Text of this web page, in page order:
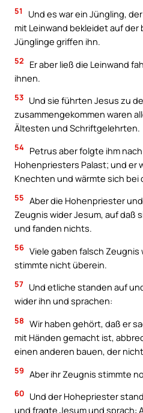
51
Und es war ein Jüngling,
mit Leinwand bekleidet auf der
Jünglinge griffen ihn.
52
Er aber ließ die Leinwand
ihnen.
53 Und sie führten Jesus zu
zusammengekommen waren
Ältesten und Schriftgelehrten.
54 Petrus aber folgte ihm
Hohenpriesters Palast; und er
Knechten und wärmte sich bei
55 Aber die Hohenpriester
Zeugnis wider Jesum, auf daß
und fanden nichts.
56 Viele gaben falsch Zeugnis
stimmte nicht überein.
57 Und etliche standen auf
wider ihn und sprachen:
58 Wir haben gehört, daß er
mit Händen gemacht ist,
einen anderen bauen, der
59 Aber ihr Zeugnis stimmte
60 Und der Hohepriester
und fragte Jesum und sprach: